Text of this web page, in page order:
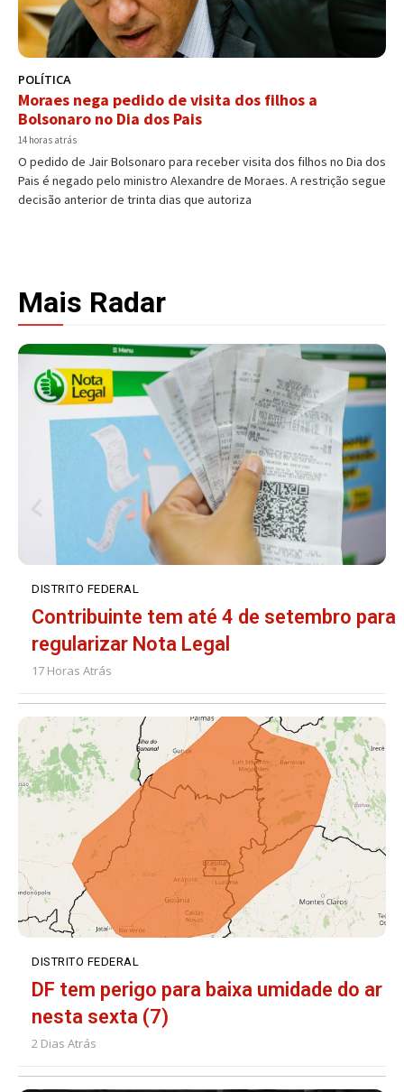
POLÍTICA
Moraes nega pedido de visita dos filhos a
Bolsonaro no Dia dos Pais
14 horas atrás
O pedido de Jair Bolsonaro para receber visita dos filhos no Dia dos
Pais é negado pelo ministro Alexandre de Moraes. A restrição segue
decisão anterior de trinta dias que autoriza
Mais Radar
DISTRITO FEDERAL
Contribuinte tem até 4 de setembro para
regularizar Nota Legal
17 Horas Atrás
DISTRITO FEDERAL
DF tem perigo para baixa umidade do ar
nesta sexta (7)
2 Dias Atrás